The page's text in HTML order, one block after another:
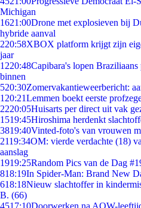
Michigan
1621:00Drone met explosieven bij
hybride aanval
220:58XBOX platform krijgt zijn
jaar
1220:48Capibara's lopen
binnen
520:30Zomervakantieweerbericht:
1 20:21Lemmen boekt eerste
2220:05Huisarts per direct uit vak
1519:45Hiroshima herdenkt
3819:40Vinted-foto's van vrouwen
2119:34OM: vierde verdachte (18)
aanslag
1919:25Random Pics van de Dag
818:19In Spider-Man: Brand New
618:18Nieuw slachtoffer in
B. (66)
4517:10Doorwerken na AOW-